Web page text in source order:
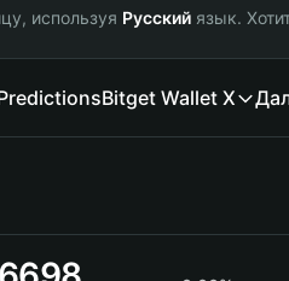
используя Русский язык.
Bitget Wallet X